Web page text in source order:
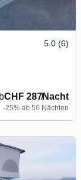
5.0 (6)
CHF 287/Nacht
-25% ab 56 Nächten